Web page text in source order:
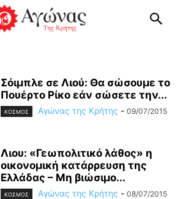
Σόιμπλε σε Λιού: Θα σώσουμε το
Πουέρτο Ρίκο εάν σώσετε την...
ΚΟΣΜΟΣ Αγώνας της Κρήτης - 09/07/2015
Λιου: «Γεωπολιτικό λάθος» η
οικονομική κατάρρευση της
Ελλάδας – Μη βιώσιμο...
ΚΟΣΜΟΣ Αγώνας της Κρήτης - 08/07/2015